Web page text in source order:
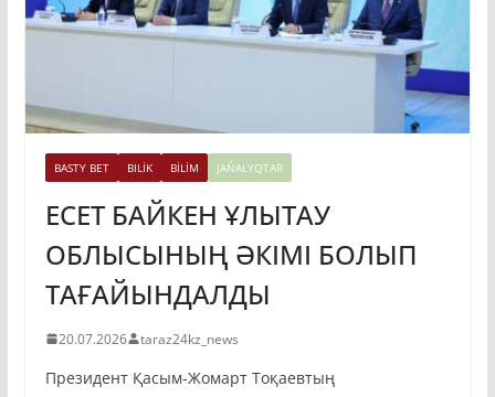
BASTY BET BILİK BİLİM JAŃALYQTAR
ЕСЕТ БАЙКЕН ҰЛЫТАУ
ОБЛЫСЫНЫҢ ӘКІМІ БОЛЫП
ТАҒАЙЫНДАЛДЫ
20.07.2026 taraz24kz_news
Президент Қасым-Жомарт Тоқаевтың